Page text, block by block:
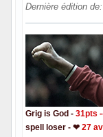
Dernière édition
Grig is God - 31pts
spell loser - ❤ 27